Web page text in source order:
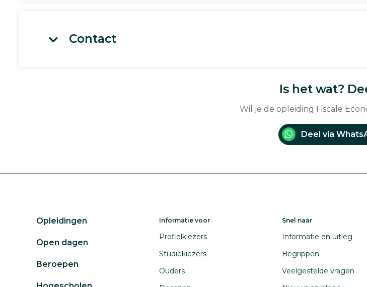
Contact
Is het wat?
Wil je de opleiding Fiscale
Deel via
Opleidingen
Open dagen
Beroepen
Informatie voor
Profielkiezers
Studiekiezers
Ouders
Snel naar
Informatie en uitleg
Begrippen
Veelgestelde vragen